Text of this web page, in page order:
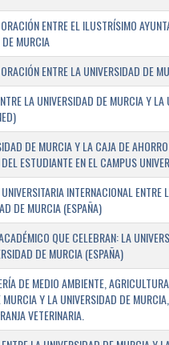
ENTRE EL ILUSTRÍSIMO
MURCIA
ENTRE LA UNIVERSIDAD DE
LA UNIVERSIDAD DE MURCIA Y LA
DE MURCIA Y LA CAJA DE
ESTUDIANTE EN EL CAMPUS
INTERNACIONAL ENTRE
DE MURCIA (ESPAÑA)
QUE CELEBRAN: LA
DE MURCIA (ESPAÑA)
DE MEDIO AMBIENTE,
Y LA UNIVERSIDAD DE
VETERINARIA.